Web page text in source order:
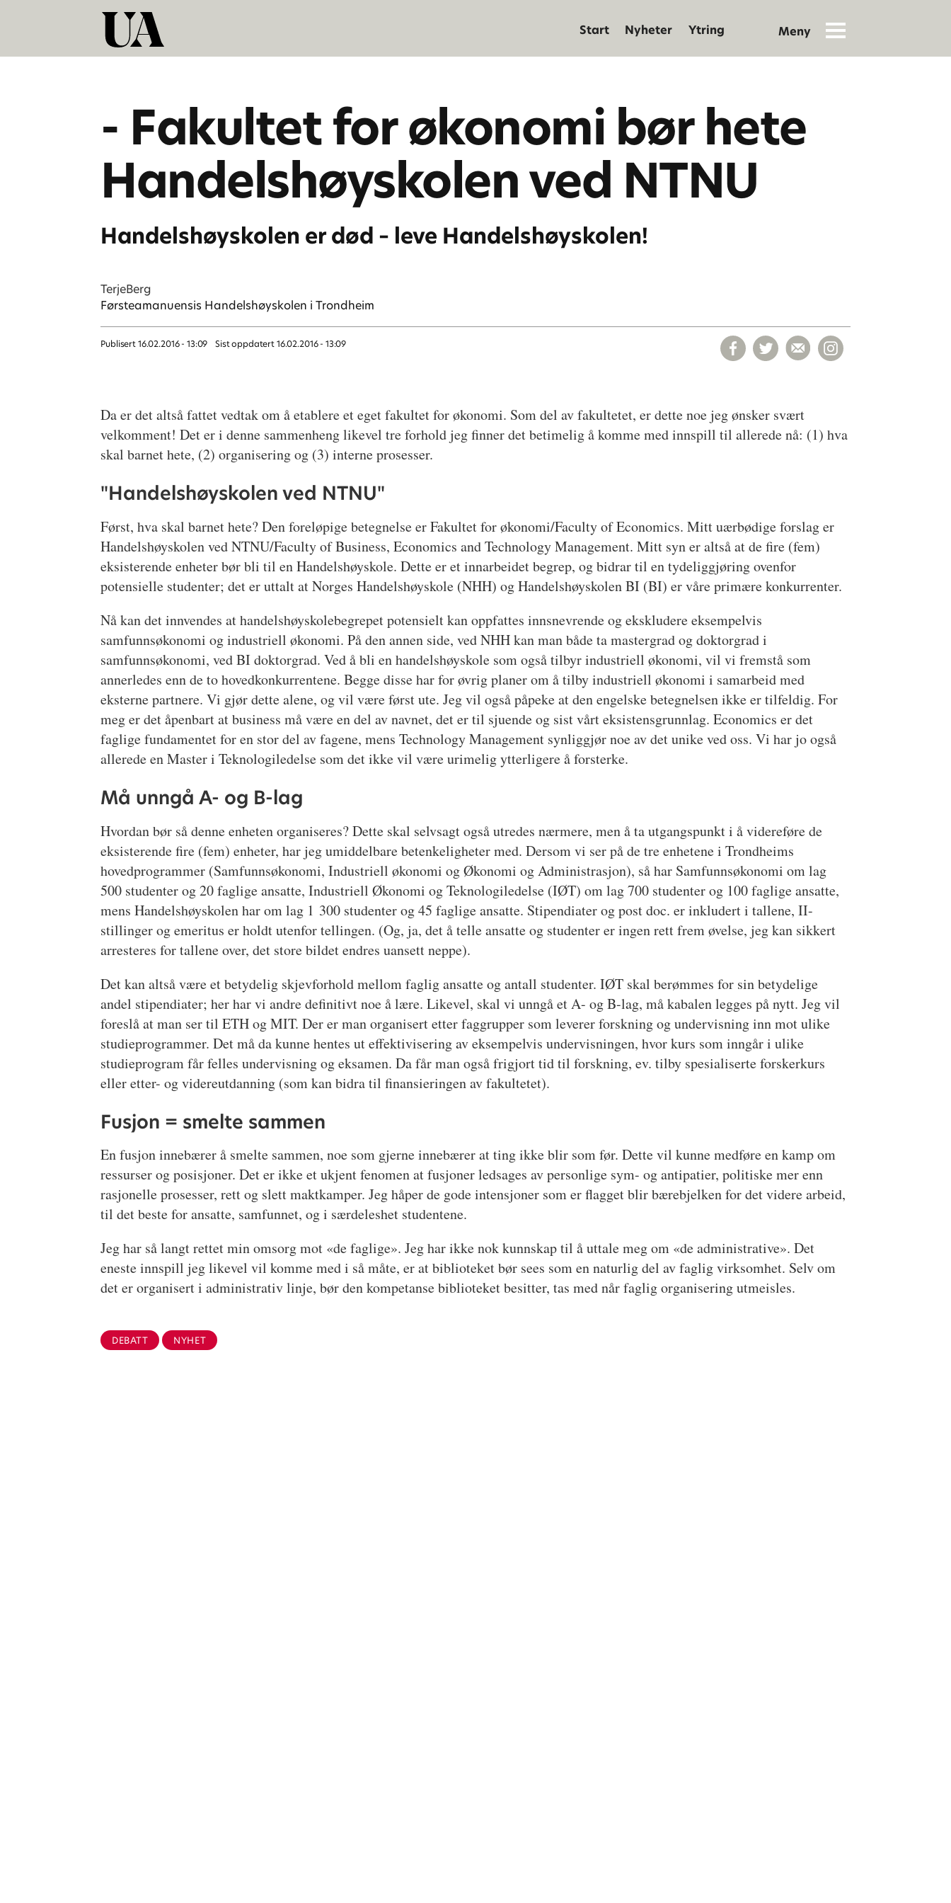
Start Nyheter Ytring
- Fakultet for økonomi bør hete
Handelshøyskolen ved NTNU
Handelshøyskolen er død – leve Handelshøyskolen!
TerjeBerg
Førsteamanuensis Handelshøyskolen i Trondheim
Publisert 16.02.2016 - 13:09 Sist oppdatert 16.02.2016 - 13:09
Da er det altså fattet vedtak om å etablere et eget fakultet for økonomi. Som del av fakultetet, er dette noe jeg ønsker svært
velkomment! Det er i denne sammenheng likevel tre forhold jeg finner det betimelig å komme med innspill til allerede nå: (1) hva
skal barnet hete, (2) organisering og (3) interne prosesser.
"Handelshøyskolen ved NTNU"
Først, hva skal barnet hete? Den foreløpige betegnelse er Fakultet for økonomi/Faculty of Economics. Mitt uærbødige forslag er
Handelshøyskolen ved NTNU/Faculty of Business, Economics and Technology Management. Mitt syn er altså at de fire (fem)
eksisterende enheter bør bli til en Handelshøyskole. Dette er et innarbeidet begrep, og bidrar til en tydeliggjøring ovenfor
potensielle studenter; det er uttalt at Norges Handelshøyskole (NHH) og Handelshøyskolen BI (BI) er våre primære konkurrenter.
Nå kan det innvendes at handelshøyskolebegrepet potensielt kan oppfattes innsnevrende og ekskludere eksempelvis
samfunnsøkonomi og industriell økonomi. På den annen side, ved NHH kan man både ta mastergrad og doktorgrad i
samfunnsøkonomi, ved BI doktorgrad. Ved å bli en handelshøyskole som også tilbyr industriell økonomi, vil vi fremstå som
annerledes enn de to hovedkonkurrentene. Begge disse har for øvrig planer om å tilby industriell økonomi i samarbeid med
eksterne partnere. Vi gjør dette alene, og vil være først ute. Jeg vil også påpeke at den engelske betegnelsen ikke er tilfeldig. For
meg er det åpenbart at business må være en del av navnet, det er til sjuende og sist vårt eksistensgrunnlag. Economics er det
faglige fundamentet for en stor del av fagene, mens Technology Management synliggjør noe av det unike ved oss. Vi har jo også
allerede en Master i Teknologiledelse som det ikke vil være urimelig ytterligere å forsterke.
Må unngå A- og B-lag
Hvordan bør så denne enheten organiseres? Dette skal selvsagt også utredes nærmere, men å ta utgangspunkt i å videreføre de
eksisterende fire (fem) enheter, har jeg umiddelbare betenkeligheter med. Dersom vi ser på de tre enhetene i Trondheims
hovedprogrammer (Samfunnsøkonomi, Industriell økonomi og Økonomi og Administrasjon), så har Samfunnsøkonomi om lag
500 studenter og 20 faglige ansatte, Industriell Økonomi og Teknologiledelse (IØT) om lag 700 studenter og 100 faglige ansatte,
mens Handelshøyskolen har om lag 1 300 studenter og 45 faglige ansatte. Stipendiater og post doc. er inkludert i tallene, II-
stillinger og emeritus er holdt utenfor tellingen. (Og, ja, det å telle ansatte og studenter er ingen rett frem øvelse, jeg kan sikkert
arresteres for tallene over, det store bildet endres uansett neppe).
Det kan altså være et betydelig skjevforhold mellom faglig ansatte og antall studenter. IØT skal berømmes for sin betydelige
andel stipendiater; her har vi andre definitivt noe å lære. Likevel, skal vi unngå et A- og B-lag, må kabalen legges på nytt. Jeg vil
foreslå at man ser til ETH og MIT. Der er man organisert etter faggrupper som leverer forskning og undervisning inn mot ulike
studieprogrammer. Det må da kunne hentes ut effektivisering av eksempelvis undervisningen, hvor kurs som inngår i ulike
studieprogram får felles undervisning og eksamen. Da får man også frigjort tid til forskning, ev. tilby spesialiserte forskerkurs
eller etter- og videreutdanning (som kan bidra til finansieringen av fakultetet).
Fusjon = smelte sammen
En fusjon innebærer å smelte sammen, noe som gjerne innebærer at ting ikke blir som før. Dette vil kunne medføre en kamp om
ressurser og posisjoner. Det er ikke et ukjent fenomen at fusjoner ledsages av personlige sym- og antipatier, politiske mer enn
rasjonelle prosesser, rett og slett maktkamper. Jeg håper de gode intensjoner som er flagget blir bærebjelken for det videre arbeid,
til det beste for ansatte, samfunnet, og i særdeleshet studentene.
Jeg har så langt rettet min omsorg mot «de faglige». Jeg har ikke nok kunnskap til å uttale meg om «de administrative». Det
eneste innspill jeg likevel vil komme med i så måte, er at biblioteket bør sees som en naturlig del av faglig virksomhet. Selv om
det er organisert i administrativ linje, bør den kompetanse biblioteket besitter, tas med når faglig organisering utmeisles.
DEBATT NYHET